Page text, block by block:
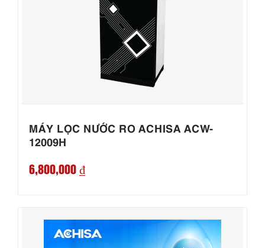
MÁY LỌC NƯỚC RO ACHISA ACW-
12009H
6,800,000 ₫